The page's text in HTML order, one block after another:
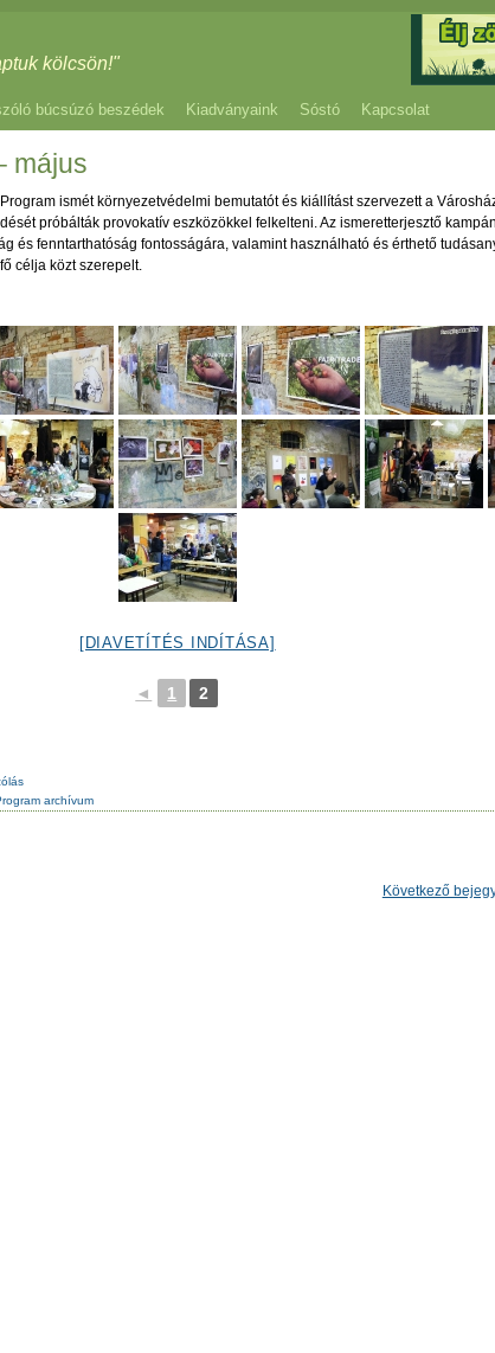
kölcsön!"
búcsúzó beszédek Kiadványaink Sóstó Kapcsolat
május
ismét környezetvédelmi bemutatót és kiállítást szervezett a
próbálták provokatív eszközökkel felkelteni. Az ismeretterjesztő
és fenntarthatóság fontosságára, valamint használható és érthető
célja közt szerepelt.
[DIAVETÍTÉS INDÍTÁSA]
◄ 1 2
archívum
Következő